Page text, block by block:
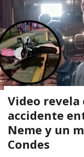
Video revela
accidente
Neme y un
Condes